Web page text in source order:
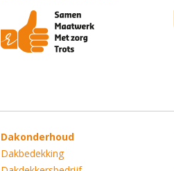
Dakonderhoud
Dakbedekking